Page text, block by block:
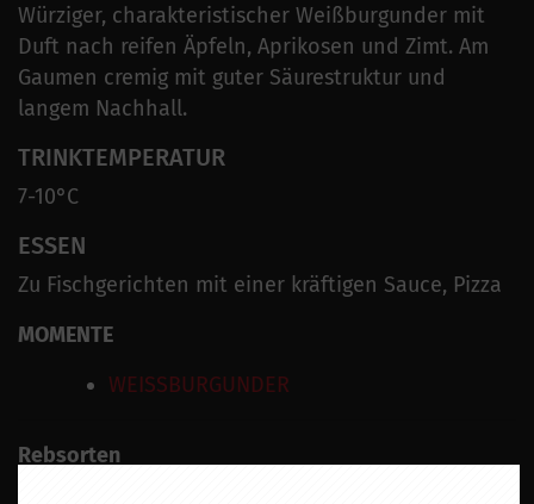
Würziger, charakteristischer Weißburgunder mit
Duft nach reifen Äpfeln, Aprikosen und Zimt. Am
Gaumen cremig mit guter Säurestruktur und
langem Nachhall.
TRINKTEMPERATUR
7-10°C
ESSEN
Zu Fischgerichten mit einer kräftigen Sauce, Pizza
MOMENTE
WEISSBURGUNDER
Rebsorten